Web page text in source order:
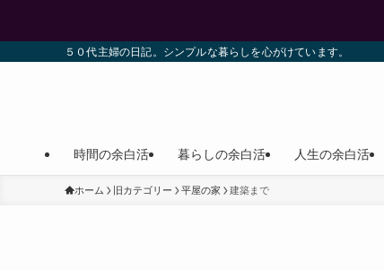
５０代主婦の日記。シンプルな暮らしを心がけています。
時間の余白活 暮らしの余白活 人生の余白活
ホーム 旧カテゴリー 平屋の家 建築まで